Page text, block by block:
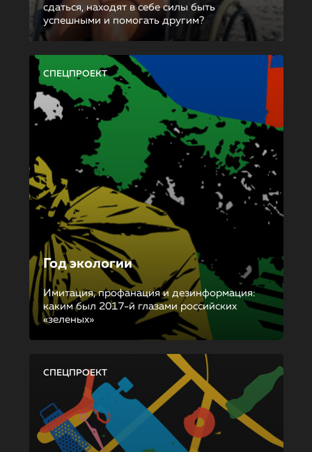
сдаться, находят в себе силы быть
успешными и помогать другим?
СПЕЦПРОЕКТ
Год экологии
Имитация, профанация и дезинформация:
каким был 2017-й глазами российских
«зеленых»
СПЕЦПРОЕКТ